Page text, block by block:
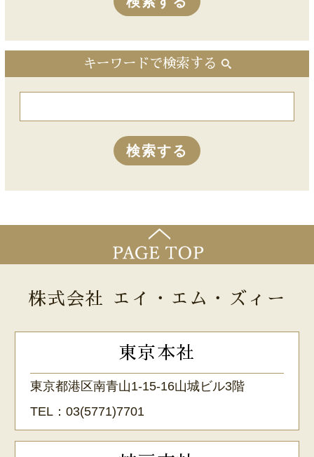
キーワードで検索する
株式会社 エイ・エム・ズィー
東京本社
東京都港区南青山1-15-16山城ビル3階
TEL：03(5771)7701